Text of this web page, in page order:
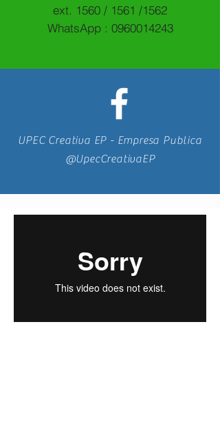
ext. 1560 / 1561 /1562
WhatsApp : 0960014243
UPEC Creativa EP - Empresa Publica
@UpecCreativaEP